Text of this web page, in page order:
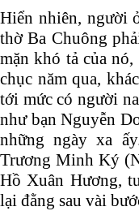
Hiển nhiên, người
thờ Ba Chuông
mặn khó tả của
chục năm qua,
tới mức có người
như bạn Nguyễn
những ngày xa
Trương Minh Ký
Hồ Xuân Hương,
lại đằng sau vài